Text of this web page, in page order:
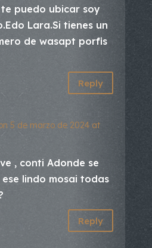
puedo ubicar soy
Lara.Si tienes un
de wasapt porfis
Reply
5 de marzo de 2024 at
, conti Adonde se
lindo mosai todas
Reply